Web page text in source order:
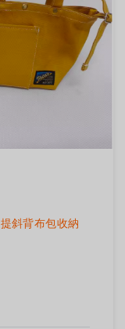
斜背布包收納